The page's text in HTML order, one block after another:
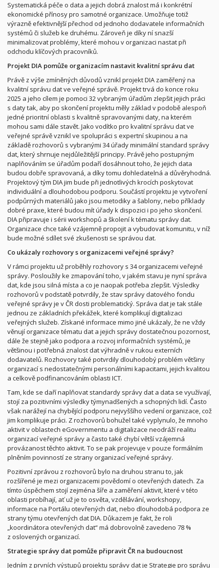
Systematická péče o data a jejich dobrá znalost má i konkrétní
ekonomické přínosy pro samotné organizace. Umožňuje totiž
výrazně efektivnější přechod od jednoho dodavatele informačních
systémů či služeb ke druhému. Zároveň je díky ní snazší
minimalizovat problémy, které mohou v organizaci nastat při
odchodu klíčových pracovníků.
Projekt DIA pomůže organizacím nastavit kvalitní správu dat
Právě z výše zmíněných důvodů vznikl projekt DIA zaměřený na
kvalitní správu dat ve veřejné správě. Projekt trvá do konce roku
2025 a jeho cílem je pomoci 32 vybraným úřadům zlepšit jejich práci
s daty tak, aby po skončení projektu měly základ v podobě alespoň
jedné prioritní oblasti s kvalitně spravovanými daty, na kterém
mohou sami dále stavět. Jako vodítko pro kvalitní správu dat ve
veřejné správě vznikl ve spolupráci s expertní skupinou a na
základě rozhovorů s vybranými 34 úřady minimální standard správy
dat, který shrnuje nejdůležitější principy. Právě jeho postupným
naplňováním se úřadům podaří dosáhnout toho, že jejich data
budou dobře spravovaná, a díky tomu dohledatelná a důvěryhodná.
Projektový tým DIA jim bude při jednotlivých krocích poskytovat
individuální a dlouhodobou podporu. Součástí projektu je vytvoření
podpůrných materiálů jako jsou metodiky a šablony, nebo příklady
dobré praxe, které budou mít úřady k dispozici i po jeho skončení.
DIA připravuje i sérii workshopů a školení k tématu správy dat.
Organizace chce také vzájemně propojit a vybudovat komunitu, v níž
bude možné sdílet své zkušenosti se správou dat.
Co ukázaly rozhovory s organizacemi veřejné správy?
V rámci projektu už proběhly rozhovory s 34 organizacemi veřejné
správy. Posloužily ke zmapování toho, v jakém stavu je nyní správa
dat, kde jsou silná místa a co je naopak potřeba zlepšit. Výsledky
rozhovorů v podstatě potvrdily, že stav správy datového fondu
veřejné správy je v ČR dosti problematický. Správa dat je tak stále
jednou ze základních překážek, které komplikují digitalizaci
veřejných služeb. Získané informace mimo jiné ukázaly, že ne vždy
věnují organizace tématu dat a jejich správy dostatečnou pozornost,
dále že stejně jako podpora a rozvoj informačních systémů, je
většinou i potřebná znalost dat výhradněv rukou externích
dodavatelů. Rozhovory také potvrdily dlouhodobý problém většiny
organizací s nedostatečnými personálními kapacitami, jejich kvalitou
a celkově podfinancováním oblasti ICT.
Tam, kde se daří naplňovat standardy správy dat a data se využívají,
stojí za pozitivními výsledkytýmynadšených a schopných lidí. Často
však narážejí na chybějící podporu nejvyššího vedení organizace, což
jim komplikuje práci. Z rozhovorů bohužel také vyplynulo, že mnoho
aktivit v oblastech eGovernmentu a digitalizace neodráží realitu
organizací veřejné správy a často také chybí větší vzájemná
provázanost těchto aktivit. To se pak projevuje vpouze formálním
plněním povinností ze strany organizací veřejné správy.
Pozitivní zprávou z rozhovorů bylo na druhou stranu to, jak
rozšířené je mezi organizacemi povědomí o otevřených datech. Za
tímto úspěchem stojí zejména šíře a zaměření aktivit, které v této
oblasti probíhají, ať už je to osvěta, vzdělávání, workshopy,
informace na Portálu otevřených dat, nebo dlouhodobá podpora ze
strany týmu otevřených datDIA. Důkazem je fakt, že roli
„koordinátora otevřených dat“ má dobrovolně zavedeno 78 %
z oslovených organizací.
Strategie správy dat pomůže připravit ČR na budoucnost
Jedním z prvních výstupů projektu správy dat je Strategie pro správu